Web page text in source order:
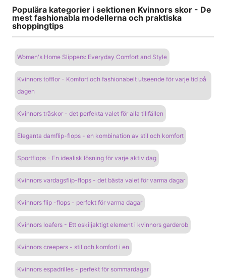
Populära kategorier i sektionen Kvinnors skor - De
mest fashionabla modellerna och praktiska
shoppingtips
Women's Home Slippers: Everyday Comfort and Style
Kvinnors tofflor - Komfort och fashionabelt utseende för varje tid på
dagen
Kvinnors träskor - det perfekta valet för alla tillfällen
Eleganta damflip-flops - en kombination av stil och komfort
Sportflops - En idealisk lösning för varje aktiv dag
Kvinnors vardagsflip-flops - det bästa valet för varma dagar
Kvinnors flip -flops - perfekt för varma dagar
Kvinnors loafers - Ett oskiljaktigt element i kvinnors garderob
Kvinnors creepers - stil och komfort i en
Kvinnors espadrilles - perfekt för sommardagar